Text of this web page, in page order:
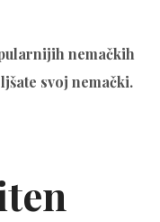
nemačkih
svoj nemački.